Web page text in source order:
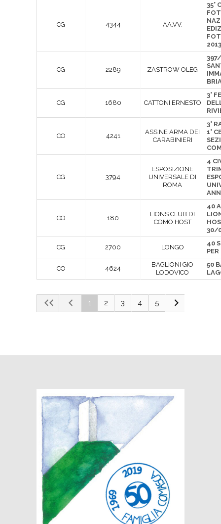
CG 4344 AA.VV.
35°
2013
CG 2289 ZASTROW OLEG
CG 1680 CATTONI ERNESTO
3°
CO 4241
ASS.NE ARMA DEI
CARABINIERI
3°
1°
CG 3794
ESPOSIZIONE
UNIVERSALE DI
ROMA
4
CO 180
LIONS CLUB DI
COMO HOST
40
30/
CG 2700 LONGO
40
CO 4624
BAGLIONI GIO
LODOVICO
50
1 2 3 4 5